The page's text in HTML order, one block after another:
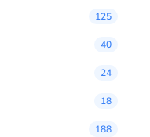
125
40
24
18
188